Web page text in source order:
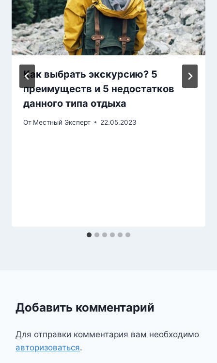
Как выбрать экскурсию? 5
преимуществ и 5 недостатков
данного типа отдыха
От Местный Эксперт 22.05.2023
Добавить комментарий
Для отправки комментария вам необходимо
авторизоваться.